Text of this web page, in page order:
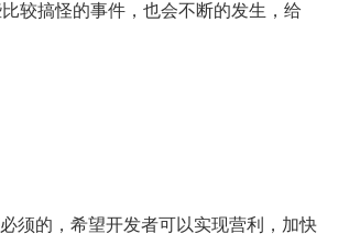
较搞怪的事件，也会不断的发生，给
须的，希望开发者可以实现营利，加快